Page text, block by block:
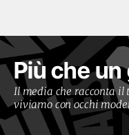
Più che
Il media che racconta il
viviamo con occhi